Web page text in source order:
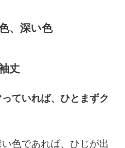
、深い色
丈
ていれば、ひとまずク
色であれば、ひじが出